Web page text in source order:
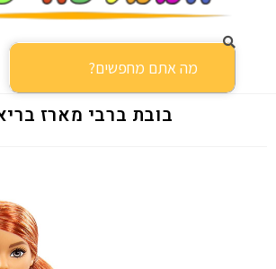
בובת ברבי מארז בריאות